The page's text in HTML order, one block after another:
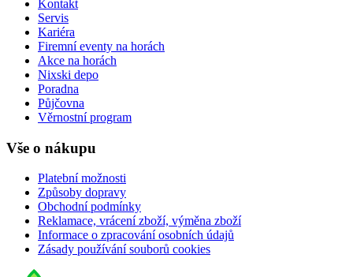
Kontakt
Servis
Kariéra
Firemní eventy na horách
Akce na horách
Nixski depo
Poradna
Půjčovna
Věrnostní program
Vše o nákupu
Platební možnosti
Způsoby dopravy
Obchodní podmínky
Reklamace, vrácení zboží, výměna zboží
Informace o zpracování osobních údajů
Zásady používání souborů cookies